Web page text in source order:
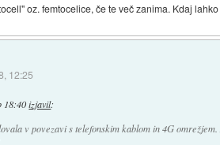
oz. femtocelice, če te več zanima. Kdaj
12:25
18:40 izjavil:
v povezavi s telefonskim kablom in 4G